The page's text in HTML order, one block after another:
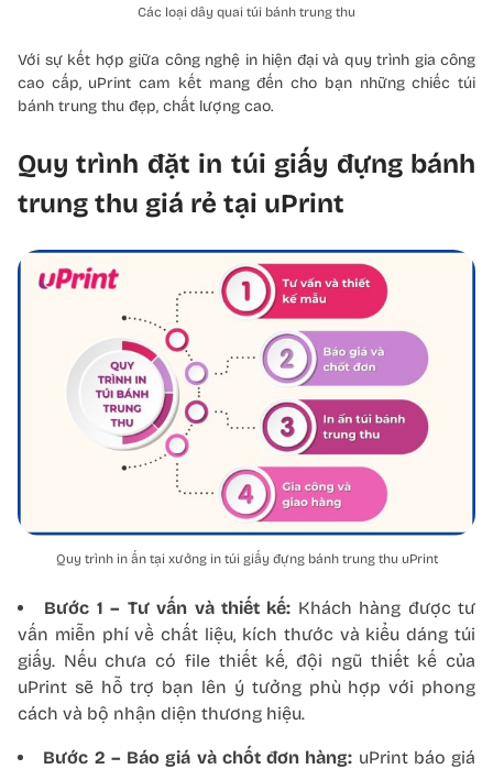
Các loại dây quai túi bánh trung thu
Với sự kết hợp giữa công nghệ in hiện đại và quy trình gia công
cao cấp, uPrint cam kết mang đến cho bạn những chiếc túi
bánh trung thu đẹp, chất lượng cao.
Quy trình đặt in túi giấy đựng bánh
trung thu giá rẻ tại uPrint
Quy trình in ấn tại xưởng in túi giấy đựng bánh trung thu uPrint
Bước 1 – Tư vấn và thiết kế: Khách hàng được tư
vấn miễn phí về chất liệu, kích thước và kiểu dáng túi
giấy. Nếu chưa có file thiết kế, đội ngũ thiết kế của
uPrint sẽ hỗ trợ bạn lên ý tưởng phù hợp với phong
cách và bộ nhận diện thương hiệu.
Bước 2 – Báo giá và chốt đơn hàng: uPrint báo giá